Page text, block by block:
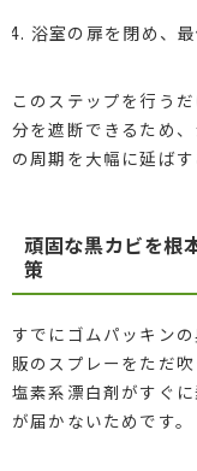
浴室の扉を閉め、
このステップを行う
分を遮断できるため
の周期を大幅に延ば
頑固な黒カビを根
策
すでにゴムパッキン
販のスプレーをただ
塩素系漂白剤がすぐ
が届かないためです。